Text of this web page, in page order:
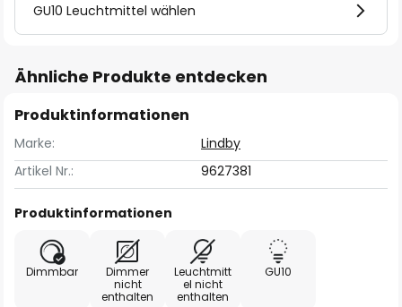
GU10 Leuchtmittel wählen
Ähnliche Produkte entdecken
Produktinformationen
Marke:
Lindby
Artikel Nr.:
9627381
Produktinformationen
Dimmbar
Dimmer
nicht
enthalten
Leuchtmitt
el nicht
enthalten
GU10